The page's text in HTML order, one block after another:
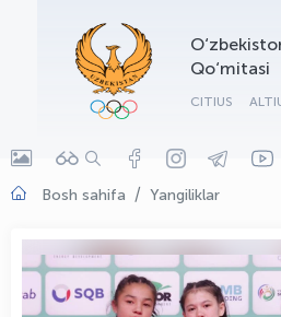
Qo‘mitasi
CITIUS
Bosh sahifa Yangiliklar
OLYMPCHIK AI - yordamchi
Onlayn · olympic.uz